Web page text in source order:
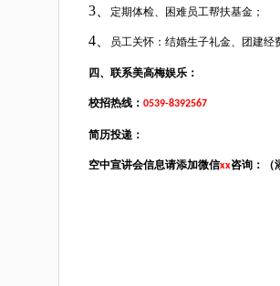
3、 定期体检、困难员工帮扶基金；
4、 员工关怀：结婚生子礼金、团建经
四、联系美高梅娱乐：
校招热线： 0539-8392567
简历投递：
空中宣讲会信息请添加微信xx咨询：（